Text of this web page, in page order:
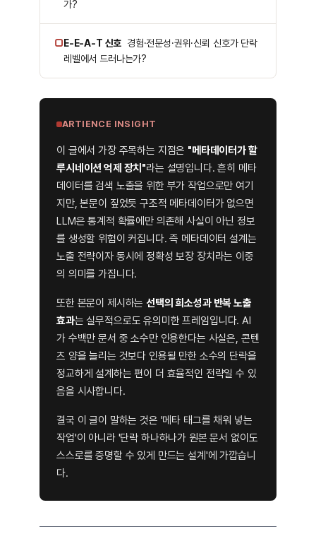
가?
▢ E-E-A-T 신호 경험·전문성·권위·신뢰 신호가 단락
레벨에서 드러나는가?
ARTIENCE INSIGHT
이 글에서 가장 주목하는 지점은 "메타데이터가 할
루시네이션 억제 장치"라는 설명입니다. 흔히 메타
데이터를 검색 노출을 위한 부가 작업으로만 여기
지만, 본문이 짚었듯 구조적 메타데이터가 없으면
LLM은 통계적 확률에만 의존해 사실이 아닌 정보
를 생성할 위험이 커집니다. 즉 메타데이터 설계는
노출 전략이자 동시에 정확성 보장 장치라는 이중
의 의미를 가집니다.
또한 본문이 제시하는선택의 희소성과 반복 노출
효과는 실무적으로도 유의미한 프레임입니다. AI
가 수백만 문서 중 소수만 인용한다는 사실은, 콘텐
츠 양을 늘리는 것보다 인용될 만한 소수의 단락을
정교하게 설계하는 편이 더 효율적인 전략일 수 있
음을 시사합니다.
결국 이 글이 말하는 것은 '메타 태그를 채워 넣는
작업'이 아니라 '단락 하나하나가 원본 문서 없이도
스스로를 증명할 수 있게 만드는 설계'에 가깝습니
다.